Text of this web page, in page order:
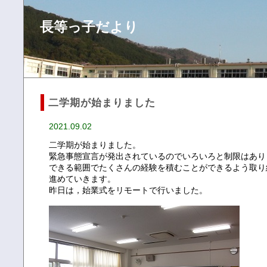
長等っ子だより
二学期が始まりました
2021.09.02
二学期が始まりました。
緊急事態宣言が発出されているのでいろいろと制限はあ
できる範囲でたくさんの経験を積むことができるよう取
進めていきます。
昨日は，始業式をリモートで行いました。